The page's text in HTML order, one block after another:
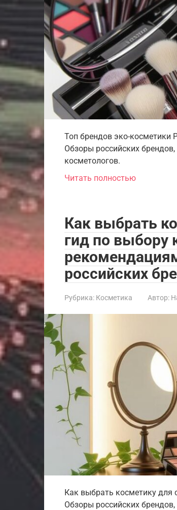
Топ брендов эко-косметики
Обзоры российских
косметологов.
Читать полностью
Как выбрать
гид по выбору
российских
Рубрика: Косметика Автор:
Как выбрать косметику для
Обзоры российских